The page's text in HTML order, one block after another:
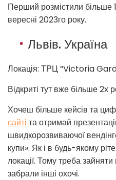
Перший розмістили більше
вересні 2023го року.
Львів. Україна
Локація: ТРЦ “Victoria
Відкриті тут вже більше 2х
Хочеш більше кейсів та
сайті та отримай
швидкорозвиваючої
купи». Як і в будь-якому
локації. Тому треба
забрали інші охочі.